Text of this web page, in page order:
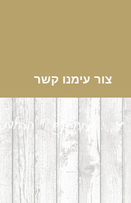
צור עימנו קשר
מתחתנים